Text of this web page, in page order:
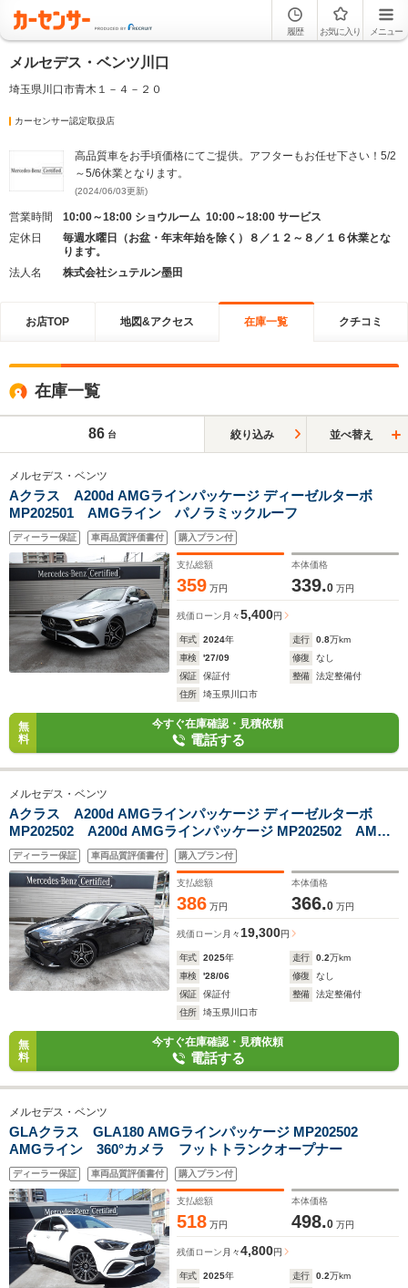
履歴 お気に入り メニュー
メルセデス・ベンツ川口
埼玉県川口市青木１－４－２０
カーセンサー認定取扱店
高品質車をお手頃価格にてご提供。アフターもお任せ下さい！5/2
～5/6休業となります。
(2024/06/03更新)
営業時間
10:00～18:00 ショウルーム 10:00～18:00 サービス
定休日
毎週水曜日（お盆・年末年始を除く）８／１２～８／１６休業とな
ります。
法人名
株式会社シュテルン墨田
お店TOP 地図&アクセス 在庫一覧 クチコミ
在庫一覧
86 台 絞り込み 並べ替え
メルセデス・ベンツ
Aクラス A200d AMGラインパッケージ ディーゼルターボ
MP202501 AMGライン パノラミックルーフ
ディーラー保証 車両品質評価書付 購入プラン付
支払総額
359 万円
本体価格
339.0 万円
残価ローン 月々5,400円
年式 2024年 走行 0.8万km
車検
'27/09 修復
なし
保証
保証付 整備
法定整備付
住所
埼玉県川口市
無
料
今すぐ在庫確認・見積依頼
電話する
メルセデス・ベンツ
Aクラス A200d AMGラインパッケージ ディーゼルターボ
MP202502 A200d AMGラインパッケージ MP202502 AMG
ライン アンビエントライト MBUXARナビ
ディーラー保証 車両品質評価書付 購入プラン付
支払総額
386 万円
本体価格
366.0 万円
残価ローン 月々 19,300円
年式 2025年 走行 0.2万km
車検
'28/06 修復
なし
保証
保証付 整備
法定整備付
住所
埼玉県川口市
無
料
今すぐ在庫確認・見積依頼
電話する
メルセデス・ベンツ
GLAクラス GLA180 AMGラインパッケージ MP202502
AMGライン 360°カメラ フットトランクオープナー
ディーラー保証 車両品質評価書付 購入プラン付
支払総額
518 万円
本体価格
498.0 万円
残価ローン 月々4,800円
年式 2025年 走行 0.2万km